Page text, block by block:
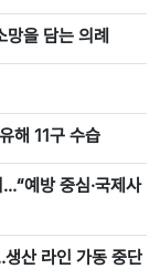
을 담는 의례
해 11구 수습
예방 중심·국제사
산 라인 가동 중단